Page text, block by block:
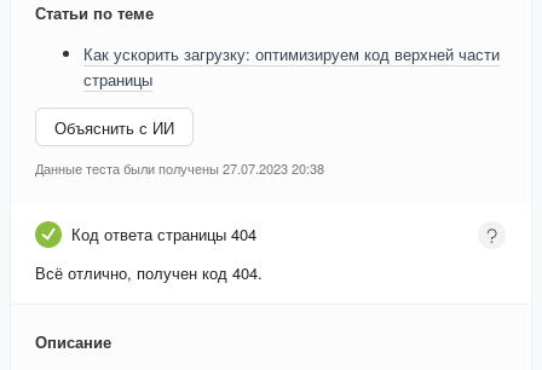
Статьи по теме
Как ускорить загрузку: оптимизируем код верхней части
страницы
Объяснить с ИИ
Данные теста были получены 27.07.2023 20:38
Код ответа страницы 404
Всё отлично, получен код 404.
Описание